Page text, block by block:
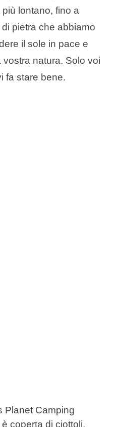
lontano, fino a
pietra che abbiamo
il sole in pace e
natura. Solo voi
fa stare bene.
Planet Camping
coperta di ciottoli,